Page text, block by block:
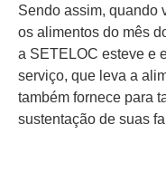
Sendo assim, quando
os alimentos do mês
a SETELOC esteve e
serviço, que leva a
também fornece para
sustentação de suas